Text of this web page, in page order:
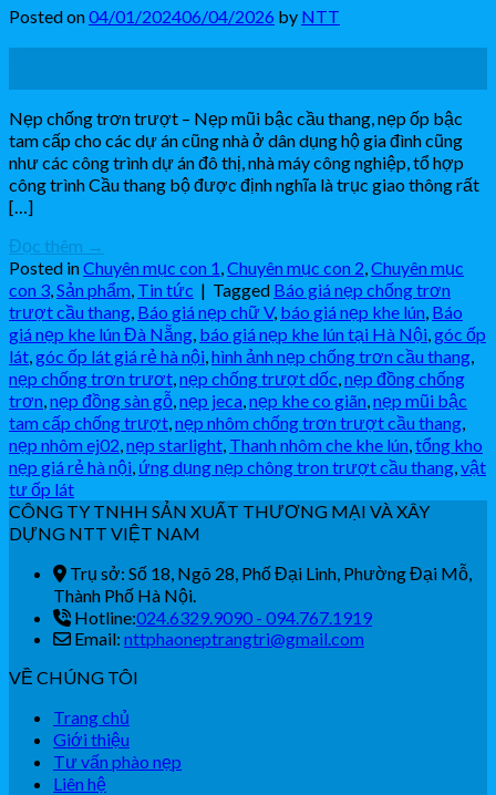
Posted on04/01/202406/04/2026 by NTT
Nẹp chống trơn trượt – Nẹp mũi bậc cầu thang, nẹp ốp bậc
tam cấp cho các dự án cũng nhà ở dân dụng hộ gia đình cũng
như các công trình dự án đô thị, nhà máy công nghiệp, tổ hợp
công trình Cầu thang bộ được định nghĩa là trục giao thông rất
[…]
Đọc thêm →
Posted inChuyên mục con 1 Chuyên mục con 2 Chuyên mục
con 3 Sản phẩm Tin tức | Tagged Báo giá nẹp chống trơn
trượt cầu thang Báo giá nẹp chữ V, báo giá nẹp khe lún Báo
giá nẹp khe lún Đà Nẵng báo giá nẹp khe lún tại Hà Nội góc ốp
lát góc ốp lát giá rẻ hà nội hình ảnh nẹp chống trơn cầu thang
nẹp chống trơn trươt nẹp chống trượt dốc nẹp đồng chống
trơn nẹp đồng sàn gỗ nẹp jeca nẹp khe co giãn nẹp mũi bậc
tam cấp chống trượt nẹp nhôm chống trơn trượt cầu thang
nẹp nhôm ej02 nẹp starlight Thanh nhôm che khe lún tổng kho
nẹp giá rẻ hà nội ứng dụng nẹp chông tron trượt cầu thang vật
tư ốp lát
CÔNG TY TNHH SẢN XUẤT THƯƠNG MẠI VÀ XÂY
DỰNG NTT VIỆT NAM
Trụ sở: Số 18, Ngõ 28, Phố Đại Linh, Phường Đại Mỗ,
Thành Phố Hà Nội.
Hotline:024.6329.9090 - 094.767.1919
Email: nttphaoneptrangtri@gmail.com
VỀ CHÚNG TÔI
Trang chủ
Giới thiệu
Tư vấn phào nẹp
Liên hệ